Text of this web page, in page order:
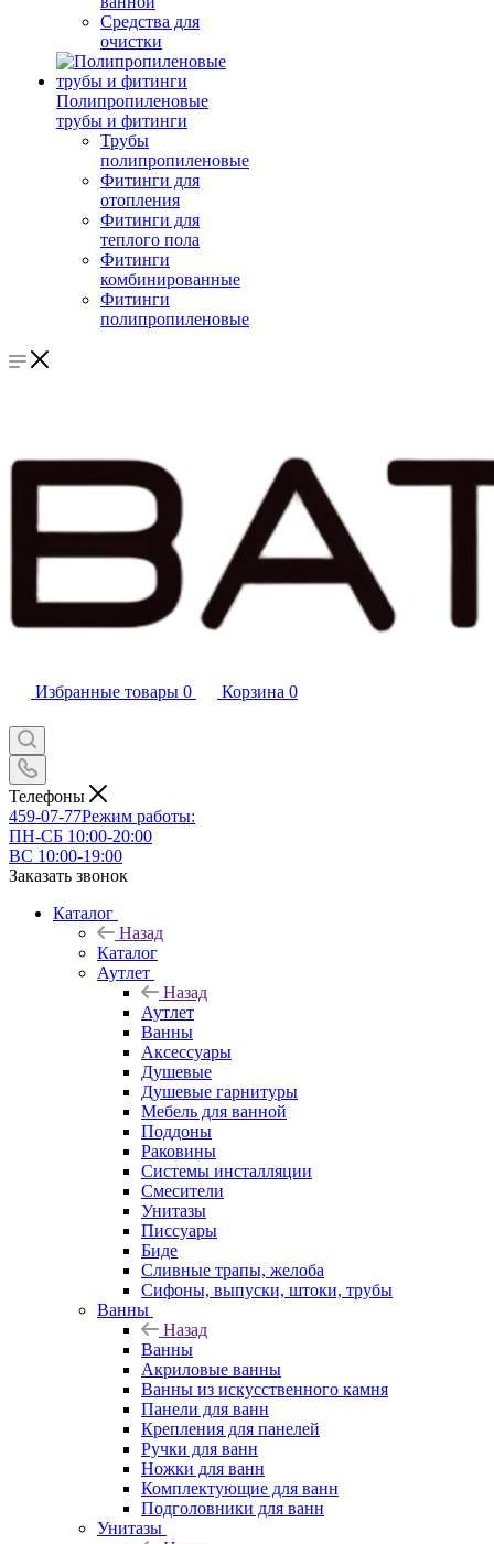
Средства для
очистки
Полипропиленовые
трубы и фитинги
Трубы
полипропиленовые
Фитинги для
отопления
Фитинги для
теплого пола
Фитинги
комбинированные
Фитинги
полипропиленовые
Избранные товары 0 Корзина 0
Телефоны
459-07-77Режим работы:
ПН-СБ 10:00-20:00
ВС 10:00-19:00
Заказать звонок
Каталог
Назад
Каталог
Аутлет
Назад
Аутлет
Ванны
Аксессуары
Душевые
Душевые гарнитуры
Мебель для ванной
Поддоны
Раковины
Системы инсталляции
Смесители
Унитазы
Писсуары
Биде
Сливные трапы, желоба
Сифоны, выпуски, штоки, трубы
Ванны
Назад
Ванны
Акриловые ванны
Ванны из искусственного камня
Панели для ванн
Крепления для панелей
Ручки для ванн
Ножки для ванн
Комплектующие для ванн
Подголовники для ванн
Унитазы